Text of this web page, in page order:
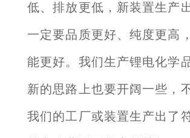
低、排放更低，新装置生产
一定要品质更好、纯度更高
能更好。我们生产锂电化学
新的思路上也要开阔一些，
我们的工厂或装置生产出了